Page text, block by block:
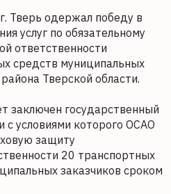
Тверь одержал победу в
услуг по обязательному
ответственности
средств муниципальных
Тверской области.
заключен государственный
с условиями которого ОСАО
защиту
20 транспортных
заказчиков сроком